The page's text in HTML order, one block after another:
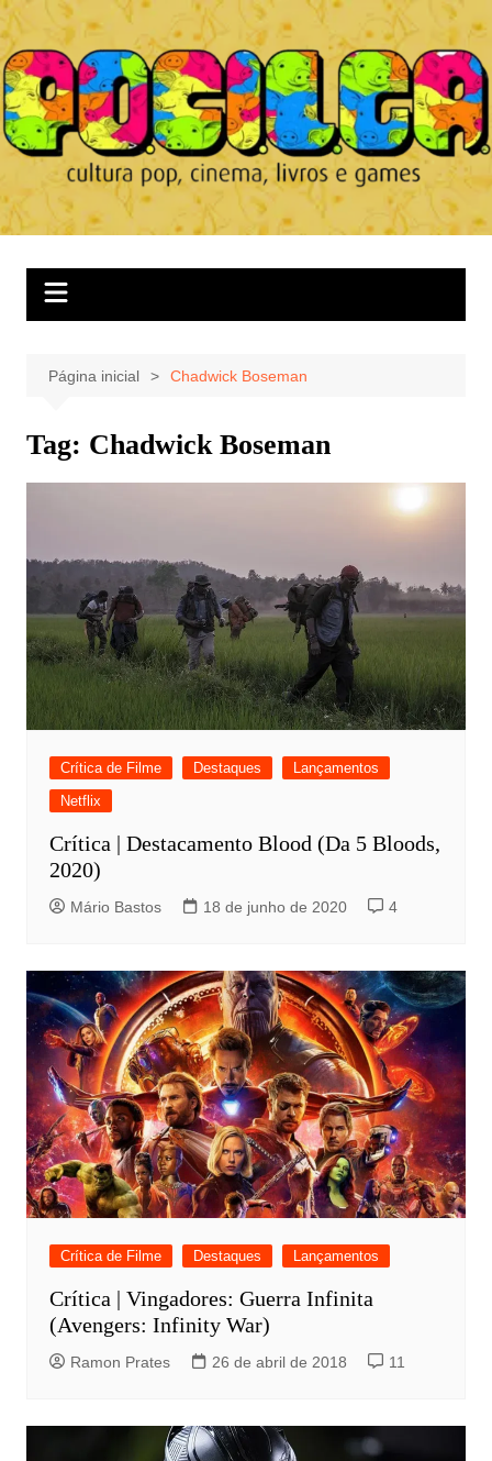
Ir
para
o
conteúdo
Página inicial Chadwick Boseman
Tag: Chadwick Boseman
Crítica de Filme Destaques
Lançamentos
Netflix
Crítica | Destacamento Blood (Da 5 Bloods,
2020)
Mário Bastos 18 de junho de 2020 4
Crítica de Filme Destaques Lançamentos
Crítica | Vingadores: Guerra Infinita
(Avengers: Infinity War)
Ramon Prates 26 de abril de 2018 11